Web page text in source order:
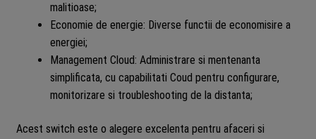
malitioase;
Economie de energie: Diverse functii de economisire a
energiei;
Management Cloud: Administrare si mentenanta
simplificata, cu capabilitati Coud pentru configurare,
monitorizare si troubleshooting de la distanta;
Acest switch este o alegere excelenta pentru afaceri si